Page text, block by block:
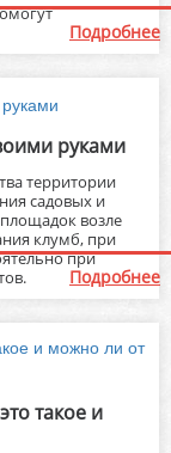
Подробнее
руками
территории
садовых и
возле
клумб, при
при
Подробнее
такое и